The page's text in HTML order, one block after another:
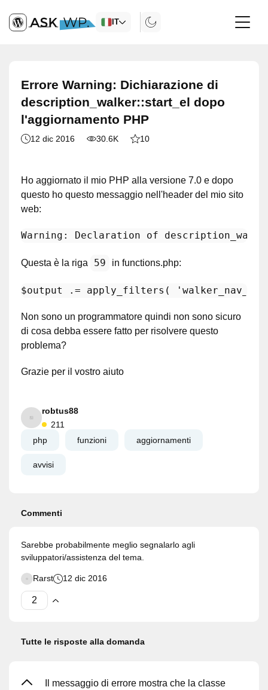
IT
Errore Warning: Dichiarazione di
description_walker::start_el dopo
l'aggiornamento PHP
12 dic 2016 30.6K 10
Ho aggiornato il mio PHP alla versione 7.0 e dopo
questo ho questo messaggio nell'header del mio sito
web:
Warning : Declaration of
Questa è la riga 59 in functions.php:
$output .= apply_filters(
Non sono un programmatore quindi non sono sicuro
di cosa debba essere fatto per risolvere questo
problema?
Grazie per il vostro aiuto
robtus88
211
php
funzioni aggiornamenti
avvisi
Commenti
Sarebbe probabilmente meglio segnalarlo agli
sviluppatori/assistenza del tema.
Rarst 12 dic 2016
Tutte le risposte alla domanda
Il messaggio di errore mostra che la classe